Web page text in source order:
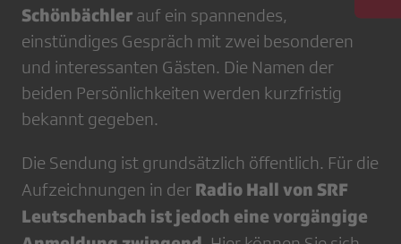
Schönbächler auf ein spannendes,
einstündiges Gespräch mit zwei besonderen
und interessanten Gästen. Die Namen der
beiden Persönlichkeiten werden kurzfristig
bekannt gegeben.
Die Sendung ist grundsätzlich öffentlich. Für die
Aufzeichnungen in der Radio Hall von SRF
Leutschenbach ist jedoch eine vorgängige